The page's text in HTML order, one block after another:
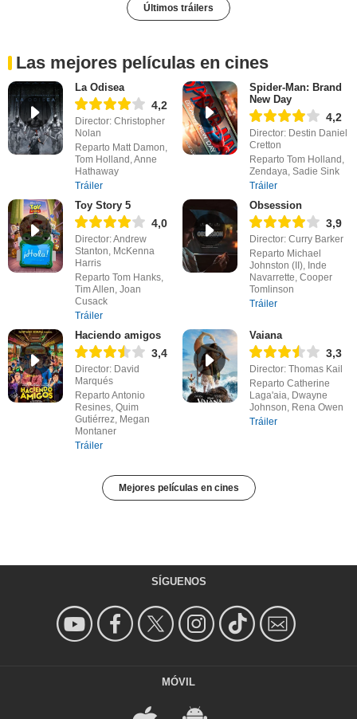
Últimos tráilers
Las mejores películas en cines
La Odisea
4,2
Director: Christopher
Nolan
Reparto Matt Damon,
Tom Holland, Anne
Hathaway
Tráiler
Spider-Man: Brand
New Day
4,2
Director: Destin Daniel
Cretton
Reparto Tom Holland,
Zendaya, Sadie Sink
Tráiler
Toy Story 5
4,0
Director: Andrew
Stanton, McKenna
Harris
Reparto Tom Hanks,
Tim Allen, Joan
Cusack
Tráiler
Obsession
3,9
Director: Curry Barker
Reparto Michael
Johnston (II), Inde
Navarrette, Cooper
Tomlinson
Tráiler
Haciendo amigos
3,4
Director: David
Marqués
Reparto Antonio
Resines, Quim
Gutiérrez, Megan
Montaner
Tráiler
Vaiana
3,3
Director: Thomas Kail
Reparto Catherine
Laga'aia, Dwayne
Johnson, Rena Owen
Tráiler
Mejores películas en cines
SÍGUENOS
MÓVIL